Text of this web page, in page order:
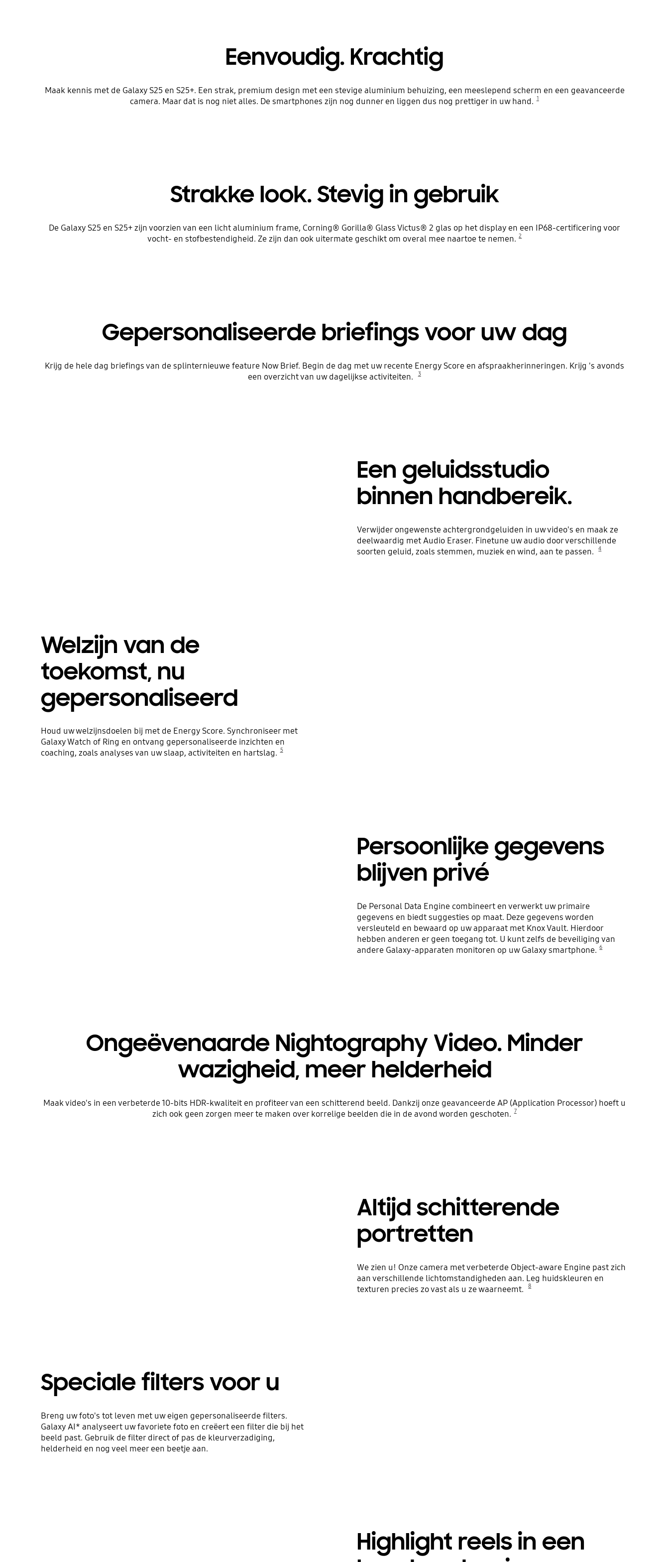
Eenvoudig. Krachtig
Maak kennis met de Galaxy S25 en S25+. Een strak, premium design met een stevige aluminium behuizing, een meeslepend scherm en een geavanceerde
camera. Maar dat is nog niet alles. De smartphones zijn nog dunner en liggen dus nog prettiger in uw hand. 1
Strakke look. Stevig in gebruik
De Galaxy S25 en S25+ zijn voorzien van een licht aluminium frame, Corning® Gorilla® Glass Victus® 2 glas op het display en een IP68-certificering voor
vocht- en stofbestendigheid. Ze zijn dan ook uitermate geschikt om overal mee naartoe te nemen. 2
Gepersonaliseerde briefings voor uw dag
Krijg de hele dag briefings van de splinternieuwe feature Now Brief. Begin de dag met uw recente Energy Score en afspraakherinneringen. Krijg 's avonds
een overzicht van uw dagelijkse activiteiten.
3
Een geluidsstudio
binnen handbereik.
Verwijder ongewenste achtergrondgeluiden in uw video's en maak ze
deelwaardig met Audio Eraser. Finetune uw audio door verschillende
soorten geluid, zoals stemmen, muziek en wind, aan te passen.
4
Welzijn van de
toekomst, nu
gepersonaliseerd
Houd uw welzijnsdoelen bij met de Energy Score. Synchroniseer met
Galaxy Watch of Ring en ontvang gepersonaliseerde inzichten en
coaching, zoals analyses van uw slaap, activiteiten en hartslag. 5
Persoonlijke gegevens
blijven privé
De Personal Data Engine combineert en verwerkt uw primaire
gegevens en biedt suggesties op maat. Deze gegevens worden
versleuteld en bewaard op uw apparaat met Knox Vault. Hierdoor
hebben anderen er geen toegang tot. U kunt zelfs de beveiliging van
andere Galaxy-apparaten monitoren op uw Galaxy smartphone. 6
Ongeëvenaarde Nightography Video. Minder
wazigheid, meer helderheid
Maak video's in een verbeterde 10-bits HDR-kwaliteit en profiteer van een schitterend beeld. Dankzij onze geavanceerde AP (Application Processor) hoeft u
zich ook geen zorgen meer te maken over korrelige beelden die in de avond worden geschoten. 7
Altijd schitterende
portretten
We zien u! Onze camera met verbeterde Object-aware Engine past zich
aan verschillende lichtomstandigheden aan. Leg huidskleuren en
texturen precies zo vast als u ze waarneemt.
8
Speciale filters voor u
Breng uw foto's tot leven met uw eigen gepersonaliseerde filters.
Galaxy AI* analyseert uw favoriete foto en creëert een filter die bij het
beeld past. Gebruik de filter direct of pas de kleurverzadiging,
helderheid en nog veel meer een beetje aan.
Highlight reels in een